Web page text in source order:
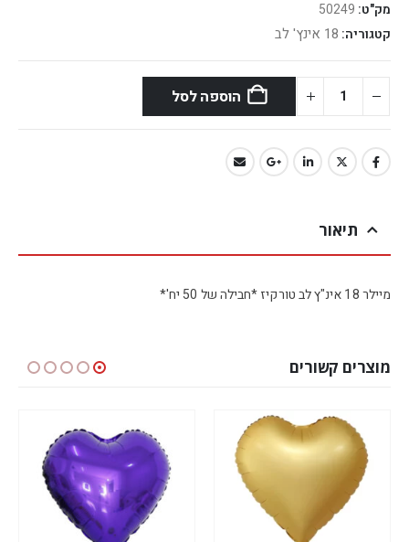
מק"ט: 50249
קטגוריה: 18 אינץ' לב
הוספה לסל
תיאור
מיילר 18 אינ"ץ לב טורקיז *חבילה של 50 יח'*
מוצרים קשורים